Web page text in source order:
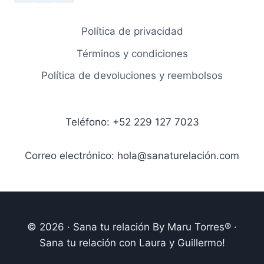
Política de privacidad
Términos y condiciones
Política de devoluciones y reembolsos
Teléfono: +52 229 127 7023
Correo electrónico: hola@sanaturelación.com
© 2026 · Sana tu relación By Maru Torres® ·
Sana tu relación con Laura y Guillermo!